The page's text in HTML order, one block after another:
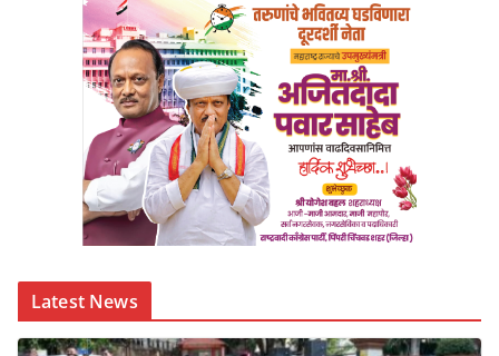
Latest News